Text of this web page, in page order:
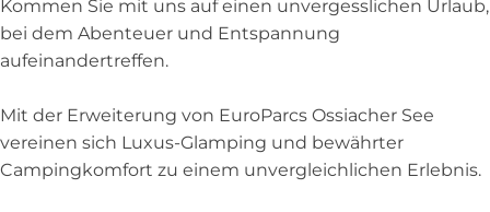
Kommen Sie mit uns auf einen unvergesslichen Urlaub,
bei dem Abenteuer und Entspannung
aufeinandertreffen.
Mit der Erweiterung von EuroParcs Ossiacher See
vereinen sich Luxus-Glamping und bewährter
Campingkomfort zu einem unvergleichlichen Erlebnis.